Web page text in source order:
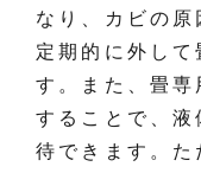
なり、カビの原
定期的に外して
す。また、畳専
することで、液
待できます。た